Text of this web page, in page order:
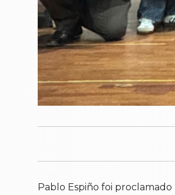
Pablo Espiño foi